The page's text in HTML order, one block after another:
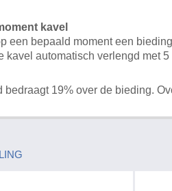
kavel
een bepaald moment een
kavel automatisch verlengd met 5
bedraagt 19% over de bieding.